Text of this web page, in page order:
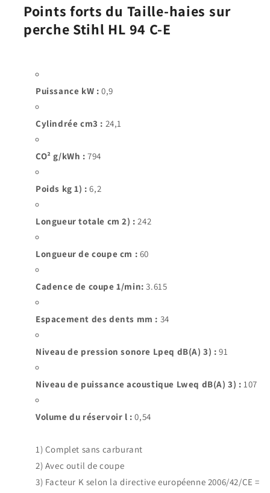
Points forts du Taille-haies sur
perche Stihl HL 94 C-E
Puissance kW : 0,9
Cylindrée cm3 : 24,1
CO² g/kWh : 794
Poids kg 1) : 6,2
Longueur totale cm 2) : 242
Longueur de coupe cm : 60
Cadence de coupe 1/min: 3.615
Espacement des dents mm : 34
Niveau de pression sonore Lpeq dB(A) 3) : 91
Niveau de puissance acoustique Lweq dB(A) 3) : 107
Volume du réservoir l : 0,54
1) Complet sans carburant
2) Avec outil de coupe
3) Facteur K selon la directive européenne 2006/42/CE =